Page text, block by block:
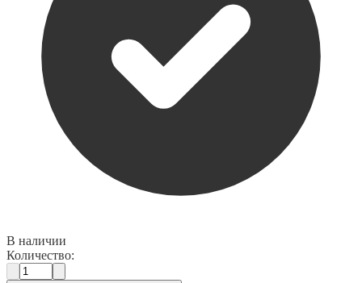
В наличии
Количество: